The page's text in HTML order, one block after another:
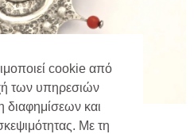
cookie από
των υπηρεσιών
διαφημίσεων και
Με τη